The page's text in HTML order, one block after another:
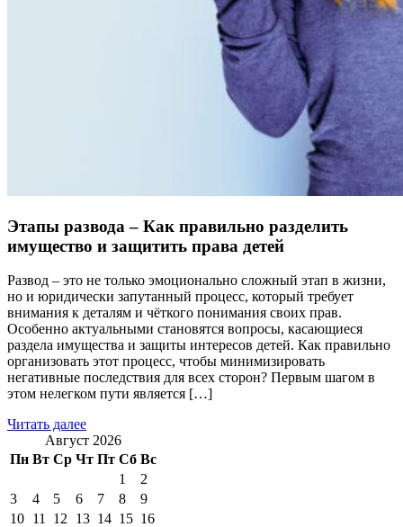
Этапы развода – Как правильно разделить
имущество и защитить права детей
Развод – это не только эмоционально сложный этап в жизни,
но и юридически запутанный процесс, который требует
внимания к деталям и чёткого понимания своих прав.
Особенно актуальными становятся вопросы, касающиеся
раздела имущества и защиты интересов детей. Как правильно
организовать этот процесс, чтобы минимизировать
негативные последствия для всех сторон? Первым шагом в
этом нелегком пути является […]
Читать далее
Август 2026
Пн Вт Ср Чт Пт Сб Вс
1
2
3
4 5 6 7 8
9
10 11 12 13 14 15 16